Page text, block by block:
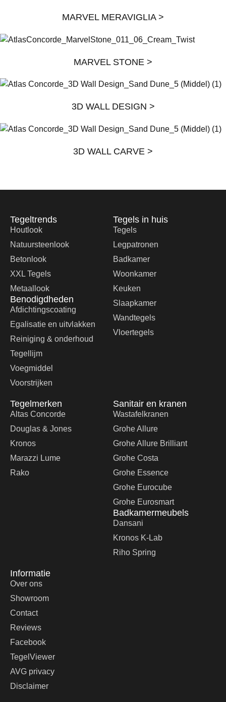
MARVEL STONE >
MARVEL MERAVIGLIA >
3D WALL CARVE >
3D WALL DESIGN >
Tegeltrends
Houtlook
Natuursteenlook
Betonlook
XXL Tegels
Metaallook
Benodigdheden
Afdichtingscoating
Egalisatie en uitvlakken
Reiniging & onderhoud
Tegellijm
Voegmiddel
Voorstrijken
Tegels in huis
Tegels
Legpatronen
Badkamer
Woonkamer
Keuken
Slaapkamer
Wandtegels
Vloertegels
Tegelmerken
Altas Concorde
Douglas & Jones
Kronos
Marazzi Lume
Rako
Sanitair en kranen
Wastafelkranen
Grohe Allure
Grohe Allure Brilliant
Grohe Costa
Grohe Essence
Grohe Eurocube
Grohe Eurosmart
Badkamermeubels
Dansani
Kronos K-Lab
Riho Spring
Informatie
Over ons
Showroom
Contact
Reviews
Facebook
TegelViewer
AVG privacy
Disclaimer